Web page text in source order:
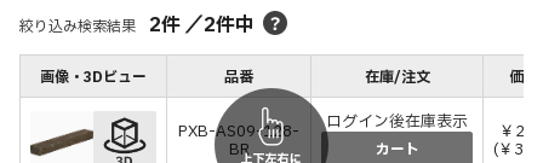
絞り込み検索結果 2件／2件中
画像・3Dビュー 品番 在庫/注文 価格
PXB-AS09-128-
BR
ログイン後在庫表示
カート
￥
(￥